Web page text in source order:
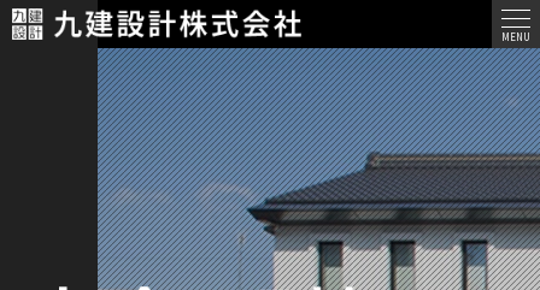
メ
ニ
ュ
ー
MENU